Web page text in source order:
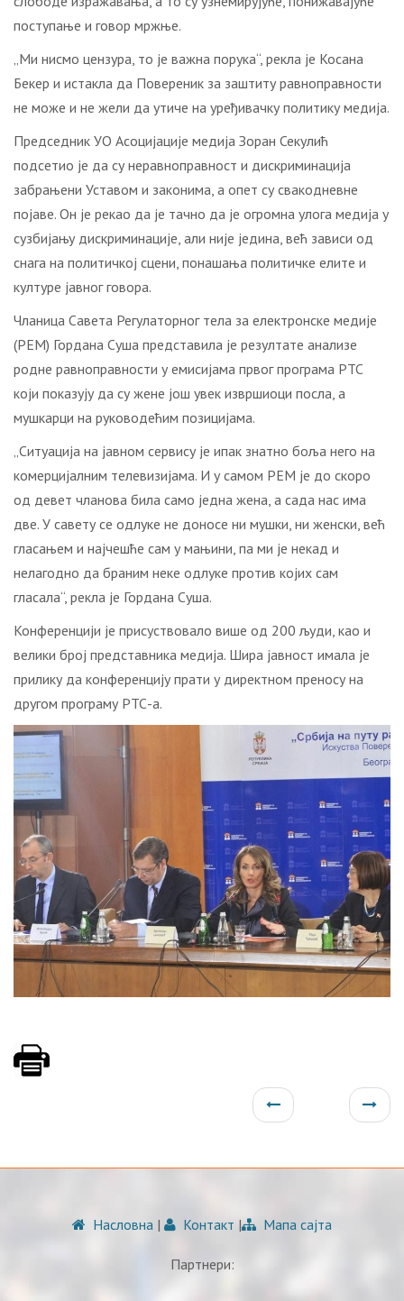
поступање и говор мржње.
„Ми нисмо цензура, то је важна порука“, рекла је Косана
Бекер и истакла да Повереник за заштиту равноправности
не може и не жели да утиче на уређивачку политику медија.
Председник УО Асоцијације медија Зоран Секулић
подсетио је да су неравноправност и дискриминација
забрањени Уставом и законима, а опет су свакодневне
појаве. Он је рекао да је тачно да је огромна улога медија у
сузбијању дискриминације, али није једина, већ зависи од
снага на политичкој сцени, понашања политичке елите и
културе јавног говора.
Чланица Савета Регулаторног тела за електронске медије
(РЕМ) Гордана Суша представила је резултате анализе
родне равноправности у емисијама првог програма РТС
који показују да су жене још увек извршиоци посла, а
мушкарци на руководећим позицијама.
„Ситуација на јавном сервису је ипак знатно боља него на
комерцијалним телевизијама. И у самом РЕМ је до скоро
од девет чланова била само једна жена, а сада нас има
две. У савету се одлуке не доносе ни мушки, ни женски, већ
гласањем и најчешће сам у мањини, па ми је некад и
нелагодно да браним неке одлуке против којих сам
гласала“, рекла је Гордана Суша.
Конференцији је присуствовало више од 200 људи, као и
велики број представника медија. Шира јавност имала је
прилику да конференцију прати у директном преносу на
другом програму РТС-а.
Насловна | Контакт | Мапа сајта
Партнери: